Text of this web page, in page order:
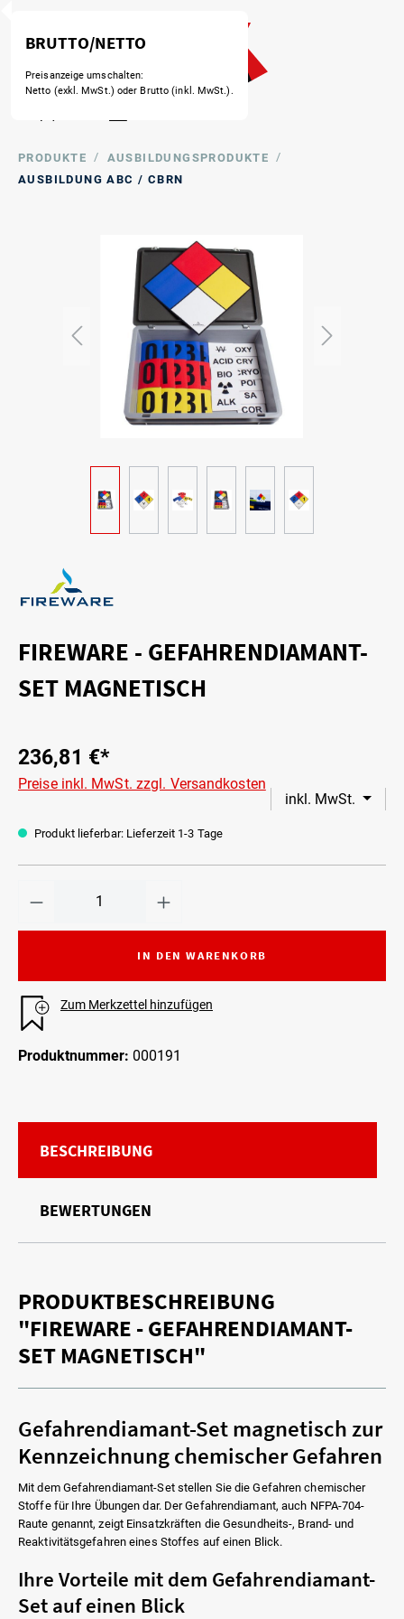
PRODUKTE / AUSBILDUNGSPRODUKTE
/
AUSBILDUNG ABC / CBRN
FIREWARE - GEFAHRENDIAMANT-
SET MAGNETISCH
236,81 €*
inkl. MwSt.
Preise inkl. MwSt. zzgl. Versandkosten
Produkt lieferbar: Lieferzeit 1-3 Tage
IN DEN WARENKORB
Zum Merkzettel hinzufügen
Produktnummer: 000191
BESCHREIBUNG
BEWERTUNGEN
PRODUKTBESCHREIBUNG
"FIREWARE - GEFAHRENDIAMANT-
SET MAGNETISCH"
Gefahrendiamant-Set magnetisch zur
Kennzeichnung chemischer Gefahren
Mit dem Gefahrendiamant-Set stellen Sie die Gefahren chemischer
Stoffe für Ihre Übungen dar. Der Gefahrendiamant, auch NFPA-704-
Raute genannt, zeigt Einsatzkräften die Gesundheits-, Brand- und
Reaktivitätsgefahren eines Stoffes auf einen Blick.
Ihre Vorteile mit dem Gefahrendiamant-
Set auf einen Blick
BRUTTO/NETTO
Preisanzeige umschalten:
Netto (exkl. MwSt.) oder Brutto (inkl. MwSt.).